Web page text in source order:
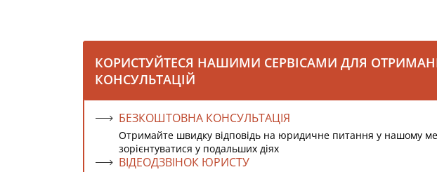
КОРИСТУЙТЕСЯ НАШИМИ СЕРВІСАМИ ДЛЯ
КОНСУЛЬТАЦІЙ
БЕЗКОШТОВНА КОНСУЛЬТАЦІЯ
Отримайте швидку відповідь на юридичне питання у нашому
зорієнтуватися у подальших діях
ВІДЕОДЗВІНОК ЮРИСТУ